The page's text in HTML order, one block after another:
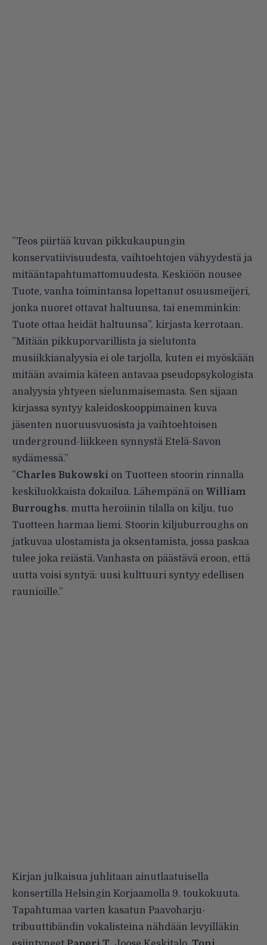
”Teos piirtää kuvan pikkukaupungin
konservatiivisuudesta, vaihtoehtojen vähyydestä ja
mitääntapahtumattomuudesta. Keskiöön nousee
Tuote, vanha toimintansa lopettanut osuusmeijeri,
jonka nuoret ottavat haltuunsa, tai enemminkin:
Tuote ottaa heidät haltuunsa”, kirjasta kerrotaan.
”Mitään pikkuporvarillista ja sielutonta
musiikkianalyysia ei ole tarjolla, kuten ei myöskään
mitään avaimia käteen antavaa pseudopsykologista
analyysia yhtyeen sielunmaisemasta. Sen sijaan
kirjassa syntyy kaleidoskooppimainen kuva
jäsenten nuoruusvuosista ja vaihtoehtoisen
underground-liikkeen synnystä Etelä-Savon
sydämessä.”
”Charles Bukowski on Tuotteen stoorin rinnalla
keskiluokkaista dokailua. Lähempänä on William
Burroughs, mutta heroiinin tilalla on kilju, tuo
Tuotteen harmaa liemi. Stoorin kiljuburroughs on
jatkuvaa ulostamista ja oksentamista, jossa paskaa
tulee joka reiästä. Vanhasta on päästävä eroon, että
uutta voisi syntyä: uusi kulttuuri syntyy edellisen
raunioille.”
Kirjan julkaisua juhlitaan ainutlaatuisella
konsertilla Helsingin Korjaamolla 9. toukokuuta.
Tapahtumaa varten kasatun Paavoharju-
tribuuttibändin vokalisteina nähdään levyilläkin